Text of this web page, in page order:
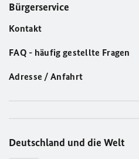
Bürgerservice
Kontakt
FAQ - häufig gestellte Fragen
Adresse / Anfahrt
Deutschland und die Welt